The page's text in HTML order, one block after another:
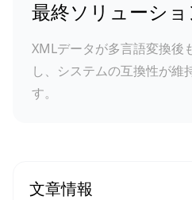
最終ソリューシ
XMLデータが多言語変換後
し、システムの互換性が維
す。
文章情報